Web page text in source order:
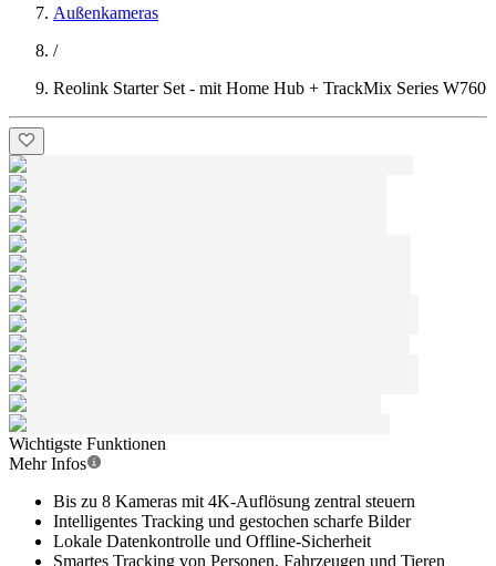
Außenkameras
/
Reolink Starter Set - mit Home Hub + TrackMix Series W760
Wichtigste Funktionen
Mehr Infos
Bis zu 8 Kameras mit 4K-Auflösung zentral steuern
Intelligentes Tracking und gestochen scharfe Bilder
Lokale Datenkontrolle und Offline-Sicherheit
Smartes Tracking von Personen, Fahrzeugen und Tieren